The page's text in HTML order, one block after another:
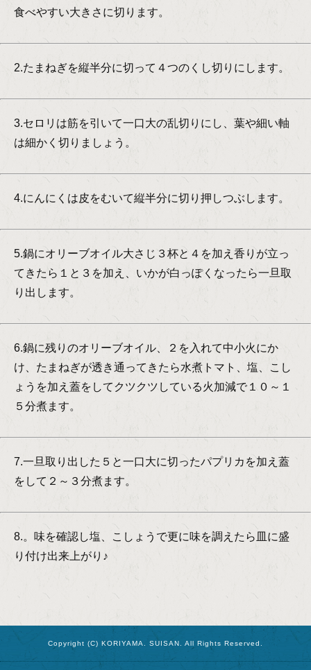
食べやすい大きさに切ります。
2.たまねぎを縦半分に切って４つのくし切りにします。
3.セロリは筋を引いて一口大の乱切りにし、葉や細い軸
は細かく切りましょう。
4.にんにくは皮をむいて縦半分に切り押しつぶします。
5.鍋にオリーブオイル大さじ３杯と４を加え香りが立っ
てきたら１と３を加え、いかが白っぽくなったら一旦取
り出します。
6.鍋に残りのオリーブオイル、２を入れて中小火にか
け、たまねぎが透き通ってきたら水煮トマト、塩、こし
ょうを加え蓋をしてクツクツしている火加減で１０～１
５分煮ます。
7.一旦取り出した５と一口大に切ったパプリカを加え蓋
をして２～３分煮ます。
8.。味を確認し塩、こしょうで更に味を調えたら皿に盛
り付け出来上がり♪
Copyright (C) KORIYAMA. SUISAN. All Rights Reserved.